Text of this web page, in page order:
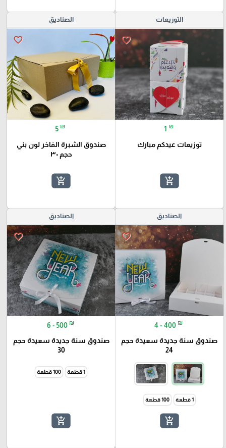
التوزيعات
favorite_border
1 ₪
توزيعات عيدكم مبارك
add_shopping_cart
الصناديق
favorite_border
5 ₪
صندوق الشبرة الفاخر لون بني
حجم ٣٠
add_shopping_cart
الصناديق
favorite_border
4 - 400 ₪
صندوق سنة جديدة سعيدة حجم
24
1 قطعة 100 قطعة
add_shopping_cart
الصناديق
favorite_border
6 - 500 ₪
صندوق سنة جديدة سعيدة حجم
30
1 قطعة 100 قطعة
add_shopping_cart